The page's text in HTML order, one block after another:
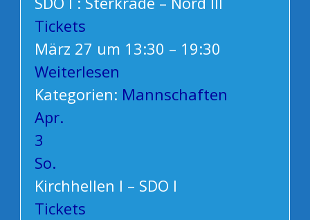
Tickets
März 27 um 13:30 – 19:30
Weiterlesen
Kategorien: Mannschaften
Apr.
3
So.
Kirchhellen I – SDO I
Tickets